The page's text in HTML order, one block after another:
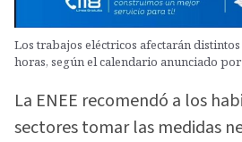
Los trabajos eléctricos afectarán
horas, según el calendario anunciado
La ENEE recomendó a los
sectores tomar las medidas